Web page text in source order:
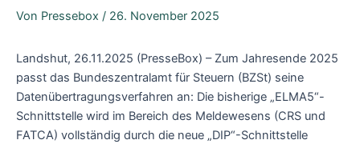
Von Pressebox / 26. November 2025
Landshut, 26.11.2025 (PresseBox) – Zum Jahresende 2025
passt das Bundeszentralamt für Steuern (BZSt) seine
Datenübertragungsverfahren an: Die bisherige „ELMA5“-
Schnittstelle wird im Bereich des Meldewesens (CRS und
FATCA) vollständig durch die neue „DIP“-Schnittstelle